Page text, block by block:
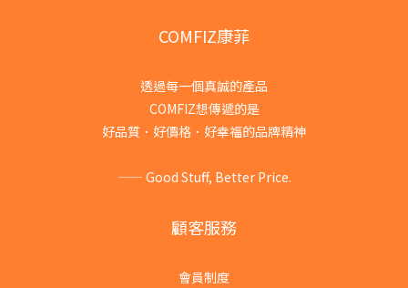
COMFIZ康菲
透過每一個真誠的產品
COMFIZ想傳遞的是
好品質．好價格．好幸福的品牌精神
—— Good Stuff, Better Price.
顧客服務
會員制度